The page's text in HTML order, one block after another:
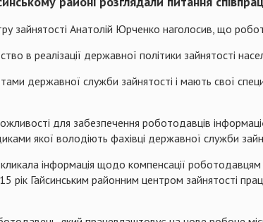
зайнятості Анатолій Юрченко наголосив, що
в реалізації державної політики зайнятості
державної служби зайнятості і мають свої
для забезпечення роботодавців
якої володіють фахівці державної служби
інформація щодо компенсації
рік Гайсинським районним центром зайнятості